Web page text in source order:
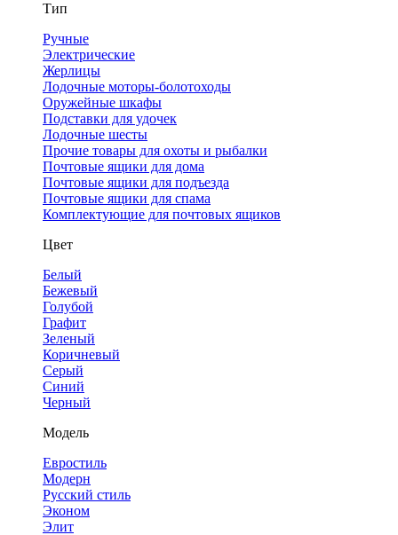
Тип
Ручные
Электрические
Жерлицы
Лодочные моторы-болотоходы
Оружейные шкафы
Подставки для удочек
Лодочные шесты
Прочие товары для охоты и рыбалки
Почтовые ящики для дома
Почтовые ящики для подъезда
Почтовые ящики для спама
Комплектующие для почтовых ящиков
Цвет
Белый
Бежевый
Голубой
Графит
Зеленый
Коричневый
Серый
Синий
Черный
Модель
Евростиль
Модерн
Русский стиль
Эконом
Элит